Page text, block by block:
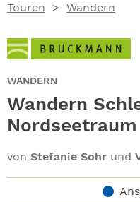
Touren Wandern
WANDERN
Wandern
von Stefanie Sohr und
ABO
NEWSLETTER